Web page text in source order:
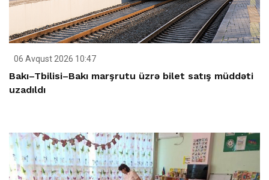
06 Avqust 2026 10:47
Bakı–Tbilisi–Bakı marşrutu üzrə bilet satış müddəti
uzadıldı